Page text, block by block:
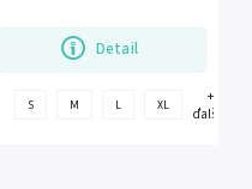
ďalšie
Detail
S M L XL
+
ďalšie